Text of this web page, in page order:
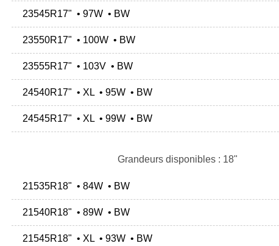
23545R17" • 97W • BW
23550R17" • 100W • BW
23555R17" • 103V • BW
24540R17" • XL • 95W • BW
24545R17" • XL • 99W • BW
Grandeurs disponibles : 18"
21535R18" • 84W • BW
21540R18" • 89W • BW
21545R18" • XL • 93W • BW